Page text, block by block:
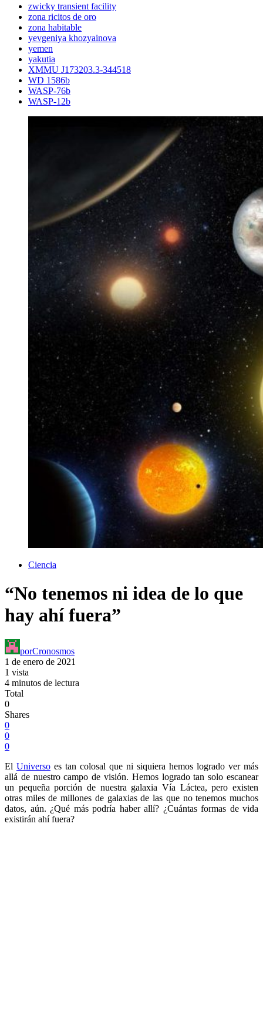
zwicky transient facility
zona ricitos de oro
zona habitable
yevgeniya khozyainova
yemen
yakutia
XMMU J173203.3-344518
WD 1586b
WASP-76b
WASP-12b
Ciencia
“No tenemos ni idea de lo que
hay ahí fuera”
porCronosmos
1 de enero de 2021
1 vista
4 minutos de lectura
Total
0
Shares
0
0
0
El Universo es tan colosal que ni siquiera hemos logrado ver más
allá de nuestro campo de visión. Hemos logrado tan solo escanear
un pequeña porción de nuestra galaxia Vía Láctea, pero existen
otras miles de millones de galaxias de las que no tenemos muchos
datos, aún. ¿Qué más podría haber allí? ¿Cuántas formas de vida
existirán ahí fuera?